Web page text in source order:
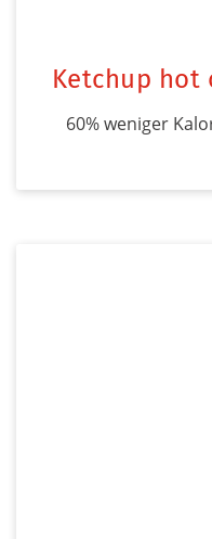
Ketchup hot
60% weniger